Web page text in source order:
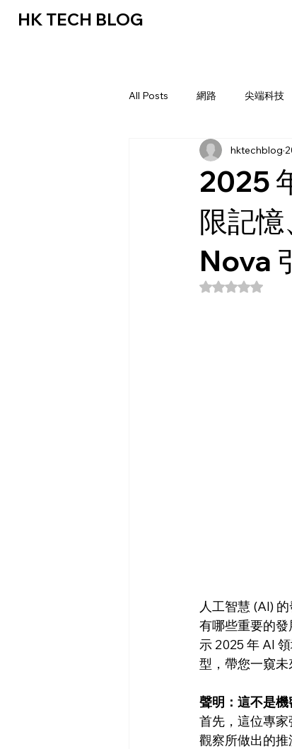
HK TECH BLOG
All Posts 網路 尖端科技
2025
限記
Nova
hktechblog
評等為 NaN
人工智慧 (AI)
有哪些重要的
示 2025 年 AI
型，帶您一窺未
聲明：這不是
首先，這位專
觀察所做出的推